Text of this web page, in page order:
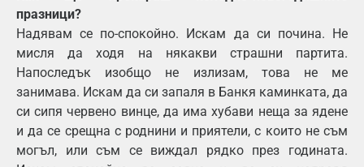
празници?
Надявам се по-спокойно. Искам да си почина. Не
мисля да ходя на някакви страшни партита.
Напоследък изобщо не излизам, това не ме
занимава. Искам да си запаля в Банкя каминката, да
си сипя червено винце, да има хубави неща за ядене
и да се срещна с роднини и приятели, с които не съм
могъл, или съм се виждал рядко през годината.